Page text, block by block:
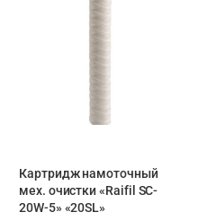
Картридж намоточный
мех. очистки «Raifil SC-
20W-5» «20SL»